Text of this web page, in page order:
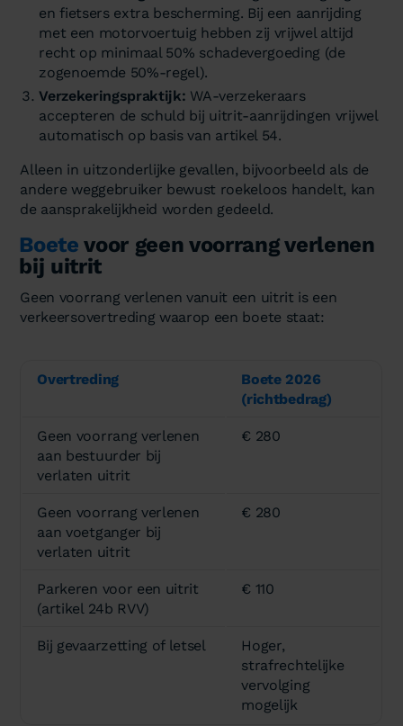
en fietsers extra bescherming. Bij een aanrijding
met een motorvoertuig hebben zij vrijwel altijd
recht op minimaal 50% schadevergoeding (de
zogenoemde 50%-regel).
Verzekeringspraktijk: WA-verzekeraars
accepteren de schuld bij uitrit-aanrijdingen vrijwel
automatisch op basis van artikel 54.
Alleen in uitzonderlijke gevallen, bijvoorbeeld als de
andere weggebruiker bewust roekeloos handelt, kan
de aansprakelijkheid worden gedeeld.
Boete voor geen voorrang verlenen
bij uitrit
Geen voorrang verlenen vanuit een uitrit is een
verkeersovertreding waarop een boete staat:
Overtreding
Boete 2026
(richtbedrag)
Geen voorrang verlenen
aan bestuurder bij
verlaten uitrit
€ 280
Geen voorrang verlenen
aan voetganger bij
verlaten uitrit
€ 280
Parkeren voor een uitrit
(artikel 24b RVV)
€ 110
Bij gevaarzetting of letsel
Hoger,
strafrechtelijke
vervolging
mogelijk